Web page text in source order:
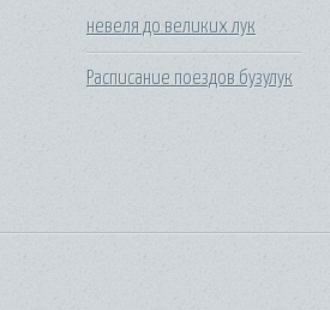
невеля до великих лук
Расписание поездов бузулук